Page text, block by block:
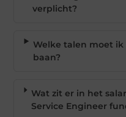
verplicht?
Welke talen moet ik
baan?
Wat zit er in het
Service Engineer